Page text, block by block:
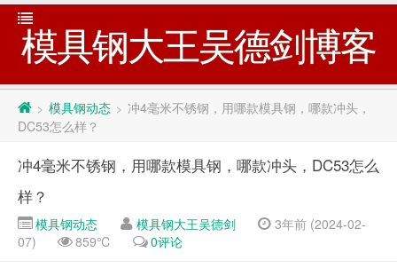
模具钢大王吴德剑博客
> 模具钢动态 > 冲4毫米不锈钢，用哪款模具钢，哪款冲头，
DC53怎么样？
冲4毫米不锈钢，用哪款模具钢，哪款冲头，DC53怎么
样？
模具钢动态 模具钢大王吴德剑
3年前 (2024-02-
07)
859℃ 0评论